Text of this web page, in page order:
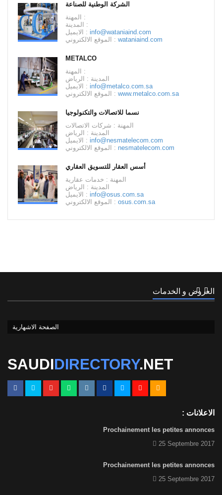
الشركة الوطنية للصناعة
المهنة :
المدينة :
الايميل : info@wataniaind.com
الموقع الالكتروني : wataniaind.com
METALCO
المهنة :
المدينة : الرياض
الايميل : info@metalco.com.sa
الموقع الالكتروني : www.metalco.com.sa
نسما للاتصالات والتكنولوجيا
المهنة : شركات الاتصالات
المدينة : الرياض
الايميل : info@nesmatelecom.com
الموقع الالكتروني : nesmatelecom.com
أسس العقار للتسويق العقاري
المهنة : خدمات عقارية
المدينة : الرياض
الايميل : info@osus.com.sa
الموقع الالكتروني : osus.com.sa
العروض و الخدمات
الصفحة الاشهارية
SAUDIDIRECTORY.NET
الاعلانات :
Prochainement les petites annonces
25 Septembre 2017
Prochainement les petites annonces
25 Septembre 2017